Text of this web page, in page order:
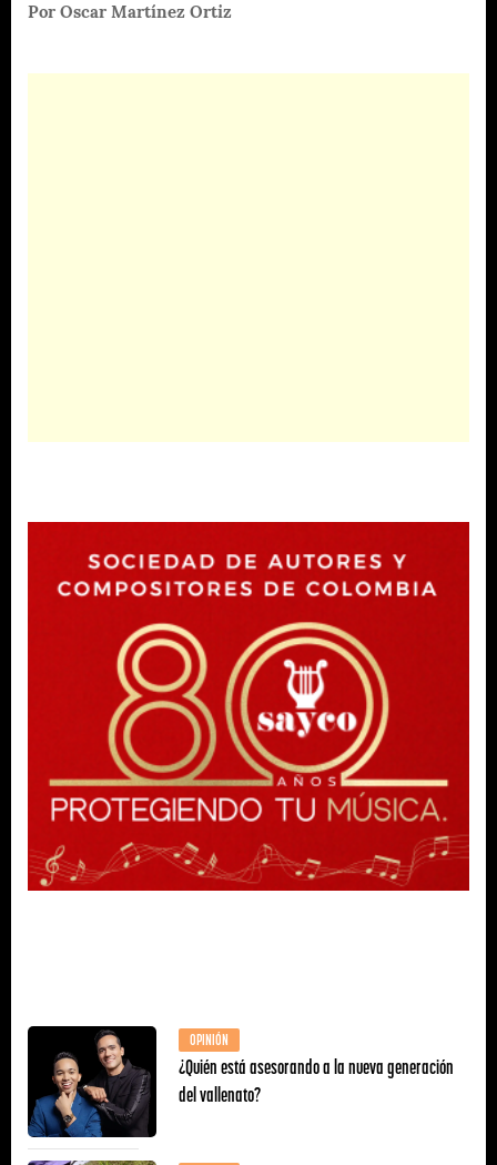
Por Oscar Martínez Ortiz
OPINIÓN
¿Quién está asesorando a la nueva generación
del vallenato?